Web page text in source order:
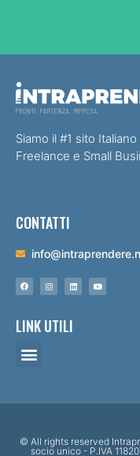
Siamo il #1 sito
Freelance e Small
CONTATTI
LINK UTILI
© All rights reserved
socio unico - P.IVA